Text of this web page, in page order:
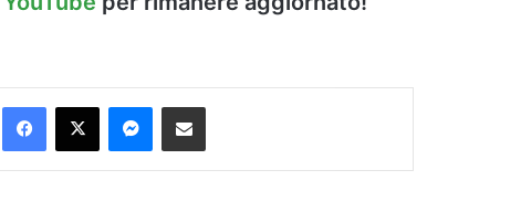
Facebook
X Messenger
Condividi via Email